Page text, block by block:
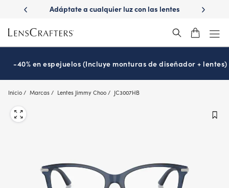
main
content
con
Adáptate a cualquier luz con las lentes
¿Es
-40% en espejuelos (Incluye monturas de diseñador + lentes)
Inicio Marcas Lentes Jimmy Choo JC3007HB